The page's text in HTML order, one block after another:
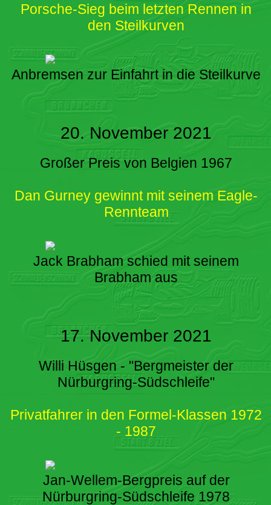
Porsche-Sieg beim letzten Rennen in
den Steilkurven
Anbremsen zur Einfahrt in die Steilkurve
20. November 2021
Großer Preis von Belgien 1967
Dan Gurney gewinnt mit seinem Eagle-
Rennteam
Jack Brabham schied mit seinem
Brabham aus
17. November 2021
Willi Hüsgen - "Bergmeister der
Nürburgring-Südschleife"
Privatfahrer in den Formel-Klassen 1972
- 1987
Jan-Wellem-Bergpreis auf der
Nürburgring-Südschleife 1978